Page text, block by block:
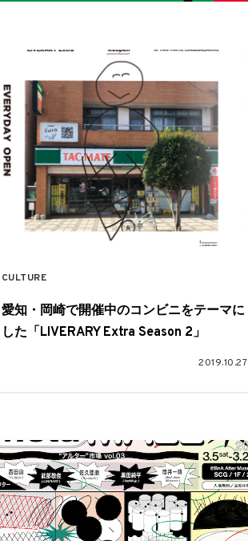
CULTURE
愛知・岡崎で開催中のコンビニをテーマに
した「LIVERARY Extra Season 2」
2019.10.27